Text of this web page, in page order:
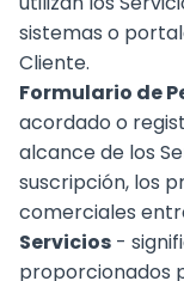
sistemas o
Cliente.
Formulario de
acordado o
alcance de los
suscripción, los
comerciales
Servicios -
proporcionados